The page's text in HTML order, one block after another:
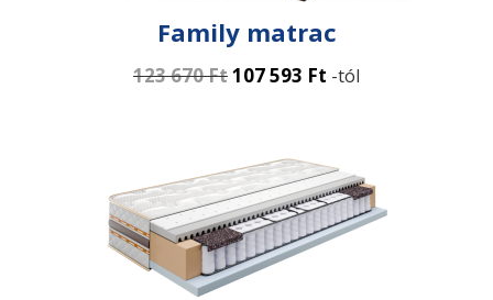
Family matrac
123 670Ft107 593 Ft -tól